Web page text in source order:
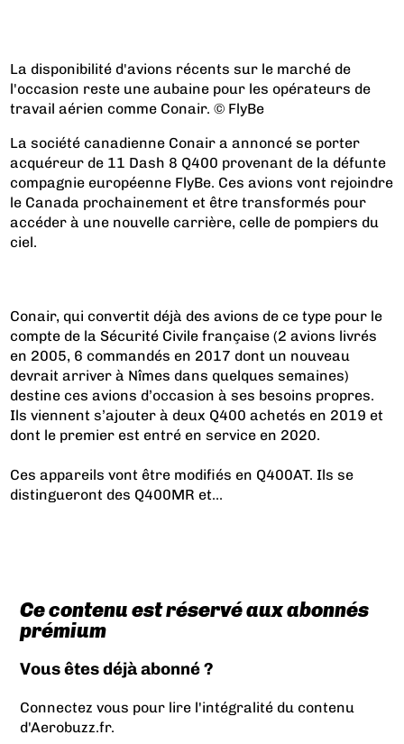
La disponibilité d'avions récents sur le marché de
l'occasion reste une aubaine pour les opérateurs de
travail aérien comme Conair. © FlyBe
La société canadienne Conair a annoncé se porter
acquéreur de 11 Dash 8 Q400 provenant de la défunte
compagnie européenne FlyBe. Ces avions vont rejoindre
le Canada prochainement et être transformés pour
accéder à une nouvelle carrière, celle de pompiers du
ciel.
Conair, qui convertit déjà des avions de ce type pour le
compte de la Sécurité Civile française (2 avions livrés
en 2005, 6 commandés en 2017 dont un nouveau
devrait arriver à Nîmes dans quelques semaines)
destine ces avions d’occasion à ses besoins propres.
Ils viennents’ajouter à deux Q400 achetés en 2019 et
dont le premier est entré en service en 2020.
Ces appareils vont être modifiés en Q400AT. Ils se
distingueront des Q400MR et...
Ce contenu est réservé aux abonnés
prémium
Vous êtes déjà abonné ?
Connectez vous pour lire l'intégralité du contenu
d'Aerobuzz.fr.